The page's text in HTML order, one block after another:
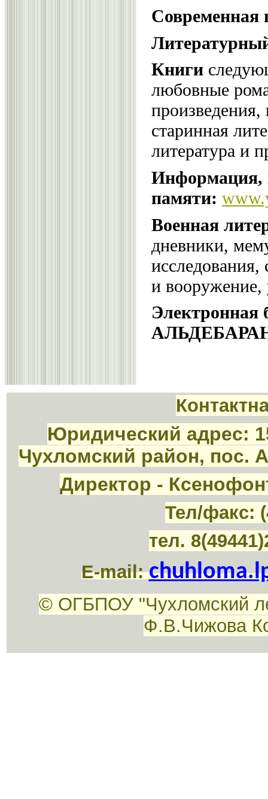
Современная
Книги
любовные
старинная
литература и
Информация,
памяти:
Военная
дневники,
исследования,
и вооружение,
Электронная
Юридический адрес:
Чухломский район, пос.
Директор -
Тел/факс:
тел.
E-mail:
© ОГБПОУ "Чухломский
Ф.В.Чижова